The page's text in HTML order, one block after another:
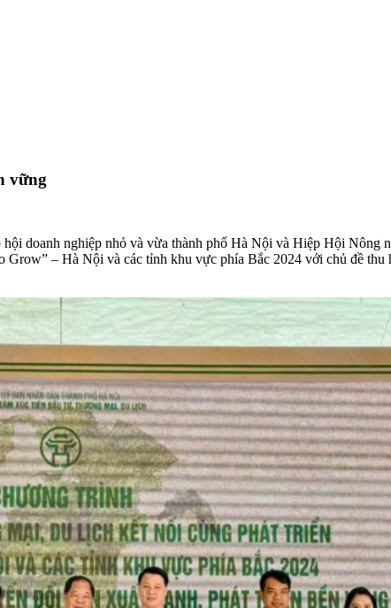
vững
doanh nghiệp nhỏ và vừa thành phố Hà Nội và Hiệp Hội Nông
– Hà Nội và các tỉnh khu vực phía Bắc 2024 với chủ đề thu